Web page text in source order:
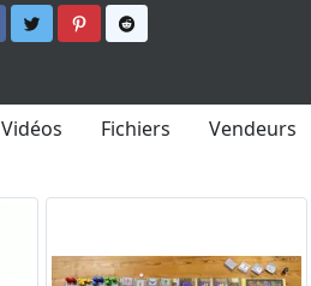
Partager sur Twitter
Partager sur Pinterest
Vidéos Fichiers Vendeurs